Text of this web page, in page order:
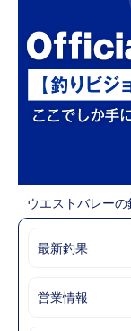
ウエストバレー
最新釣果
営業情報